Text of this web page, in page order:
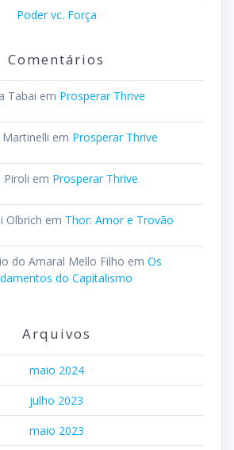
Poder vc. Força
Comentários
Tabai em Prosperar Thrive
em Prosperar Thrive
Piroli em Prosperar Thrive
Olbrich em Thor: Amor e Trovão
do Amaral Mello Filho em Os
do Capitalismo
Arquivos
maio 2024
julho 2023
maio 2023